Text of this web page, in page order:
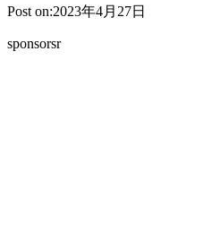
Post on:2023年4月27日
sponsorsr